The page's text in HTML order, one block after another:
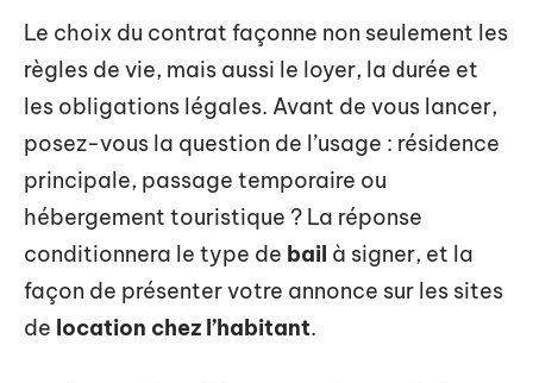
Le choix du contrat façonne non seulement les
règles de vie, mais aussi le loyer, la durée et
les obligations légales. Avant de vous lancer,
posez-vous la question de l’usage : résidence
principale, passage temporaire ou
hébergement touristique ? La réponse
conditionnera le type de bail à signer, et la
façon de présenter votre annonce sur les sites
de location chez l’habitant.